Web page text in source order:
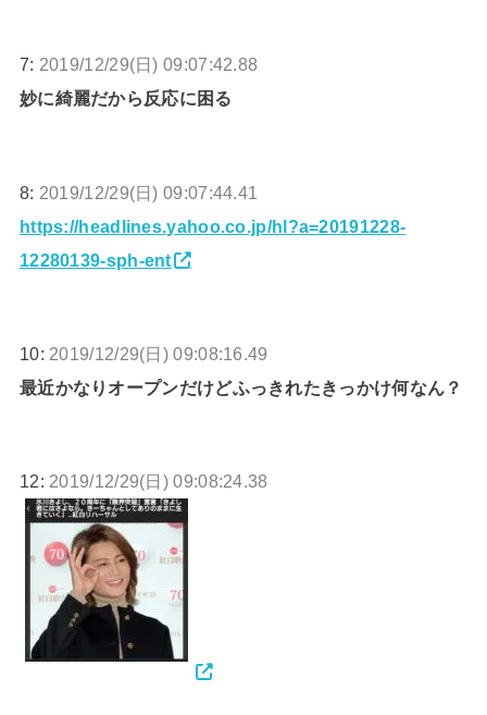
7: 2019/12/29(日) 09:07:42.88
妙に綺麗だから反応に困る
8: 2019/12/29(日) 09:07:44.41
https://headlines.yahoo.co.jp/hl?a=20191228-
12280139-sph-ent
10: 2019/12/29(日) 09:08:16.49
最近かなりオープンだけどふっきれたきっかけ何なん？
12: 2019/12/29(日) 09:08:24.38